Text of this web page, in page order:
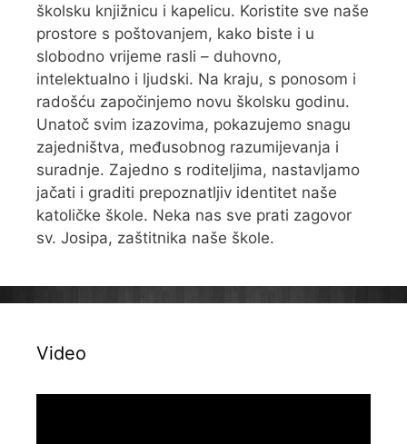
školsku knjižnicu i kapelicu. Koristite sve naše
prostore s poštovanjem, kako biste i u
slobodno vrijeme rasli – duhovno,
intelektualno i ljudski. Na kraju, s ponosom i
radošću započinjemo novu školsku godinu.
Unatoč svim izazovima, pokazujemo snagu
zajedništva, međusobnog razumijevanja i
suradnje. Zajedno s roditeljima, nastavljamo
jačati i graditi prepoznatljiv identitet naše
katoličke škole. Neka nas sve prati zagovor
sv. Josipa, zaštitnika naše škole.
Video